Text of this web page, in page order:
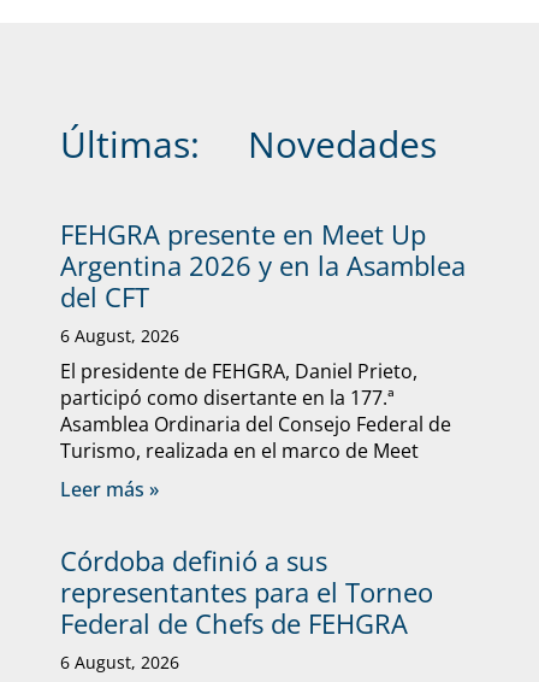
Últimas: Novedades
FEHGRA presente en Meet Up
Argentina 2026 y en la Asamblea
del CFT
6 August, 2026
El presidente de FEHGRA, Daniel Prieto,
participó como disertante en la 177.ª
Asamblea Ordinaria del Consejo Federal de
Turismo, realizada en el marco de Meet
Leer más »
Córdoba definió a sus
representantes para el Torneo
Federal de Chefs de FEHGRA
6 August, 2026